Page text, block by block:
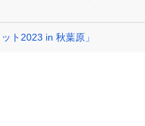
ト2023 in 秋葉原」